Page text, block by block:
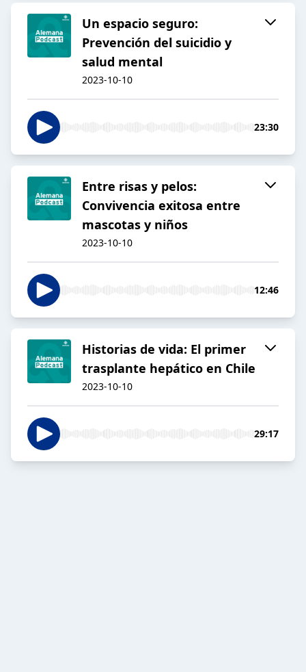
Un espacio seguro:
Prevención del suicidio y
salud mental
2023-10-10
23:30
Entre risas y pelos:
Convivencia exitosa entre
mascotas y niños
2023-10-10
12:46
Historias de vida: El primer
trasplante hepático en Chile
2023-10-10
29:17